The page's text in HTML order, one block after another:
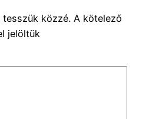
közzé. A kötelező
jelöltük